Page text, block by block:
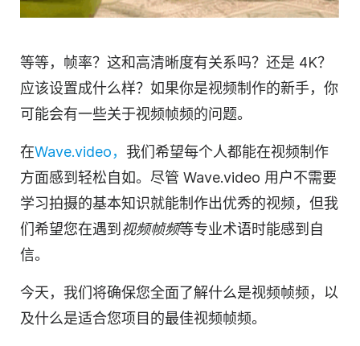
等等，帧率？这和高清晰度有关系吗？还是 4K？
应该设置成什么样？如果你是视频制作的新手，你
可能会有一些关于视频帧频的问题。
在Wave.video， 我们希望每个人都能在视频制作
方面感到轻松自如。尽管 Wave.video 用户不需要
学习拍摄的基本知识就能制作出优秀的视频，但我
们希望您在遇到 视频帧频等专业术语时能感到自
信。
今天，我们将确保您全面了解什么是视频帧频，以
及什么是适合您项目的最佳视频帧频。